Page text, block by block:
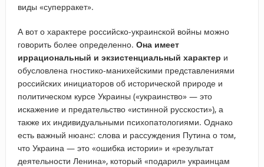
виды «суперракет».
А вот о характере российско-украинской войны можно
говорить более определенно. Она имеет
иррациональный и экзистенциальный характер и
обусловлена гностико-манихейскими представлениями
российских инициаторов об исторической природе и
политическом курсе Украины («украинство» — это
искажение и предательство «истинной русскости»), а
также их индивидуальными психопатологиями. Однако
есть важный нюанс: слова и рассуждения Путина о том,
что Украина — это «ошибка истории» и «результат
деятельности Ленина», который «подарил» украинцам